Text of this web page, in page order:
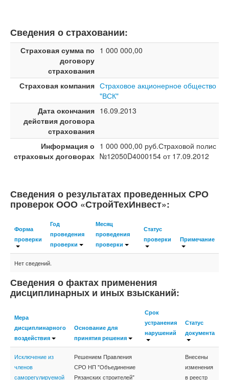
Сведения о страховании:
Страховая сумма по
договору
страхования
1 000 000,00
Страховая компания Страховое акционерное общество
"ВСК"
Дата окончания
действия договора
страхования
16.09.2013
Информация о
страховых договорах
1 000 000,00 руб.Страховой полис
№12050D4000154 от 17.09.2012
Сведения о результатах проведенных СРО
проверок ООО «СтройТехИнвест»:
Форма
проверки
Год
проведения
проверки
Месяц
проведения
проверки
Статус
проверки
Примечание
Нет сведений.
Сведения о фактах применения
дисциплинарных и иных взысканий:
Мера
дисциплинарного
воздействия
Основание для
принятия решения
Срок
устранения
нарушений
Статус
документа
Исключение из
членов
саморегулируемой
Решением Правления
СРО НП "Объединение
Рязанских строителей"
Внесены
изменения
в реестр